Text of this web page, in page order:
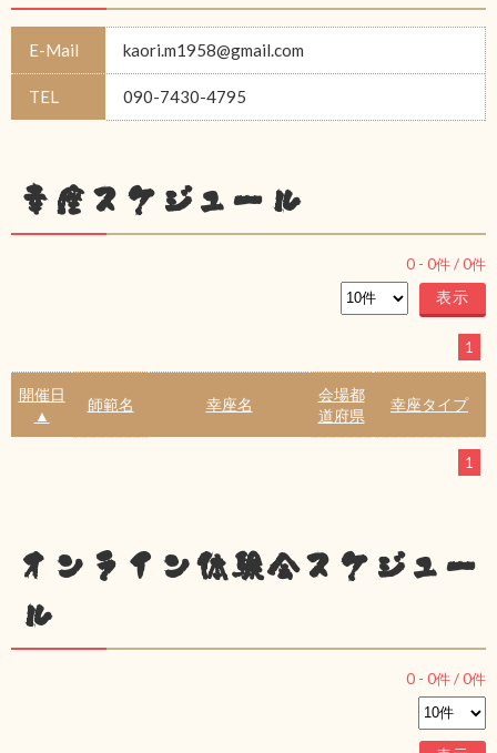
E-Mail kaori.m1958@gmail.com
TEL 090-7430-4795
幸座スケジュール
0 - 0件 /0件
1
開催日
▲
師範名 幸座名
会場都
道府県
幸座タイプ
1
オンライン体験会スケジュー
ル
0 - 0件 /0件